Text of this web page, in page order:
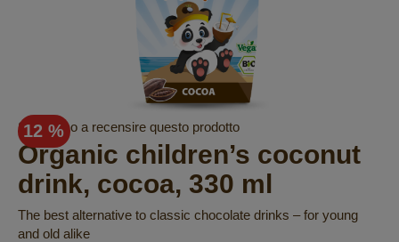
Vai
all'inizio
della
galleria
di
immagini
12 %
Sii il primo a recensire questo prodotto
Organic children’s coconut
drink, cocoa, 330 ml
The best alternative to classic chocolate drinks – for young
and old alike